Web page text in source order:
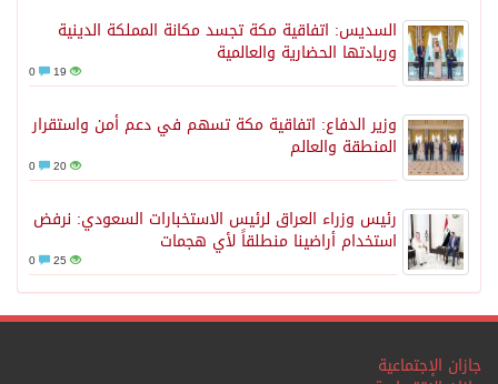
السديس: اتفاقية مكة تجسد مكانة المملكة الدينية
وريادتها الحضارية والعالمية
19
وزير الدفاع: اتفاقية مكة تسهم في دعم أمن واستقرار
المنطقة والعالم
20
رئيس وزراء العراق لرئيس الاستخبارات السعودي: نرفض
استخدام أراضينا منطلقاً لأي هجمات
25
جازان الإجتماعية